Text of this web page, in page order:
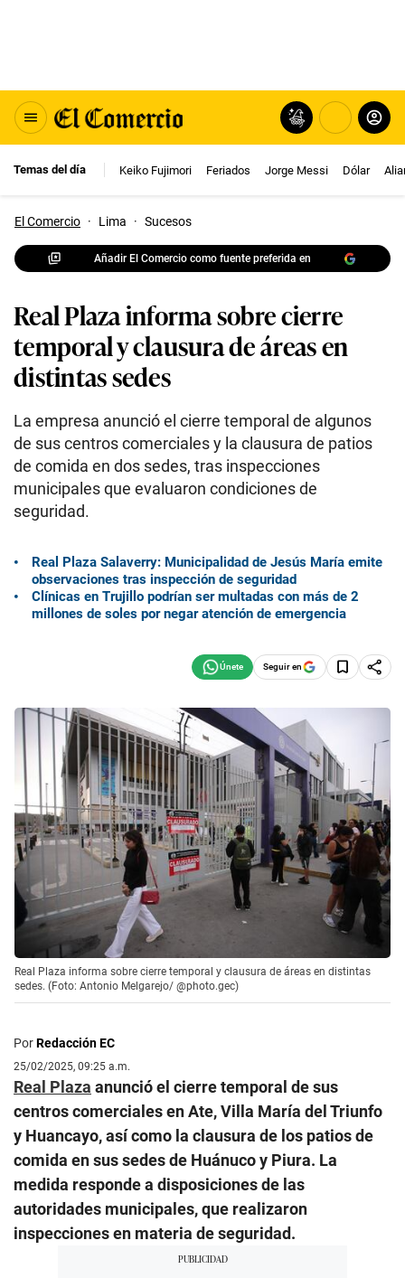
Temas del día Keiko Fujimori Feriados Jorge Messi Dólar
El Comercio · Lima · Sucesos
Añadir El Comercio como fuente preferida en
Real Plaza informa sobre cierre
temporal y clausura de áreas en
distintas sedes
La empresa anunció el cierre temporal de algunos
de sus centros comerciales y la clausura de patios
de comida en dos sedes, tras inspecciones
municipales que evaluaron condiciones de
seguridad.
Real Plaza Salaverry: Municipalidad de Jesús María emite
observaciones tras inspección de seguridad
Clínicas en Trujillo podrían ser multadas con más de 2
millones de soles por negar atención de emergencia
Seguir en
Real Plaza informa sobre cierre temporal y clausura de áreas en distintas
sedes. (Foto: Antonio Melgarejo/ @photo.gec)
PorRedacción EC
25/02/2025, 09:25 a.m.
Real Plaza anunció el cierre temporal de sus
centros comerciales en Ate, Villa María del Triunfo
y Huancayo, así como la clausura de los patios de
comida en sus sedes de Huánuco y Piura. La
medida responde a disposiciones de las
autoridades municipales, que realizaron
inspecciones en materia de seguridad.